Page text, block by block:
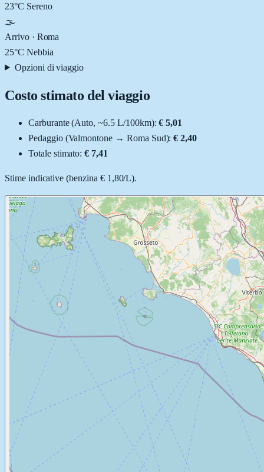
23°C Sereno
🌫️
Arrivo · Roma
25°C Nebbia
Opzioni di viaggio
Costo stimato del viaggio
Carburante (Auto, ~6.5 L/100km): € 5,01
Pedaggio (Valmontone → Roma Sud): € 2,40
Totale stimato:€ 7,41
Stime indicative (benzina € 1,80/L).